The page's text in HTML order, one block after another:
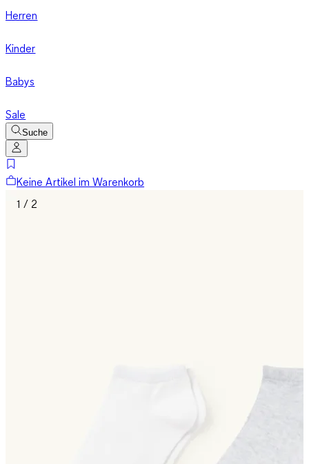
Herren
Kinder
Babys
Sale
Suche
Keine Artikel im Warenkorb
1 / 2